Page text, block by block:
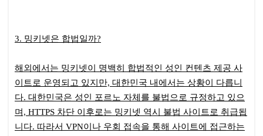
3. 밍키넷은 합법일까?
해외에서는 밍키넷이 명백히 합법적인 성인 컨텐츠 제공 사
이트로 운영되고 있지만, 대한민국 내에서는 상황이 다릅니
다. 대한민국은 성인 포르노 자체를 불법으로 규정하고 있으
며, HTTPS 차단 이후로는 밍키넷 역시 불법 사이트로 취급됩
니다. 따라서 VPN이나 우회 접속을 통해 사이트에 접근하는